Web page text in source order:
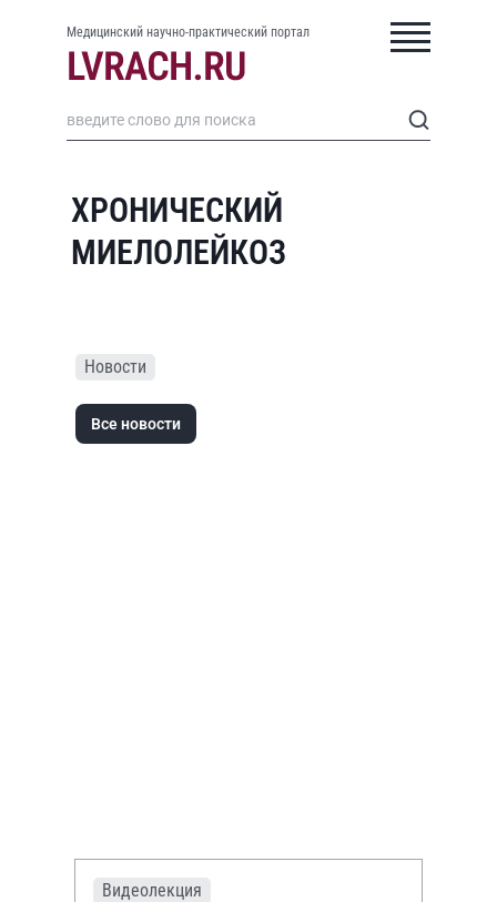
Медицинский научно-практический портал
ХРОНИЧЕСКИЙ
МИЕЛОЛЕЙКОЗ
Новости
Все новости
Видеолекция